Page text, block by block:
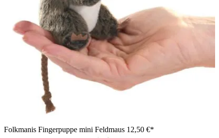
Folkmanis Fingerpuppe mini Feldmaus 12,50 €*